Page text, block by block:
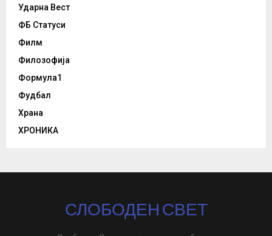
Ударна Вест
ФБ Статуси
Филм
Филозофија
Формула1
Фудбал
Храна
ХРОНИКА
СЛОБОДЕН СВЕТ